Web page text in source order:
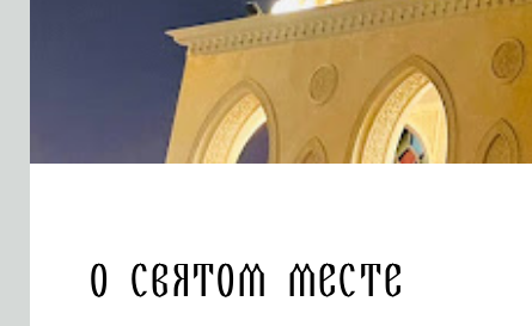
О святом месте